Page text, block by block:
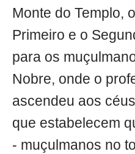
Monte do Templo,
Primeiro e o
para os
Nobre, onde o
ascendeu aos
que estabelecem
- muçulmanos no